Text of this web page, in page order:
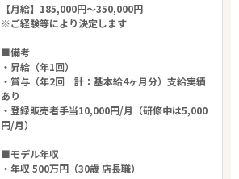
【月給】185,000円～350,000円
※ご経験等により決定します
■備考
・昇給（年1回）
・賞与（年2回 計：基本給4ヶ月分）支給実績
あり
・登録販売者手当10,000円/月（研修中は5,000
円/月）
■モデル年収
・年収 500万円（30歳 店長職）